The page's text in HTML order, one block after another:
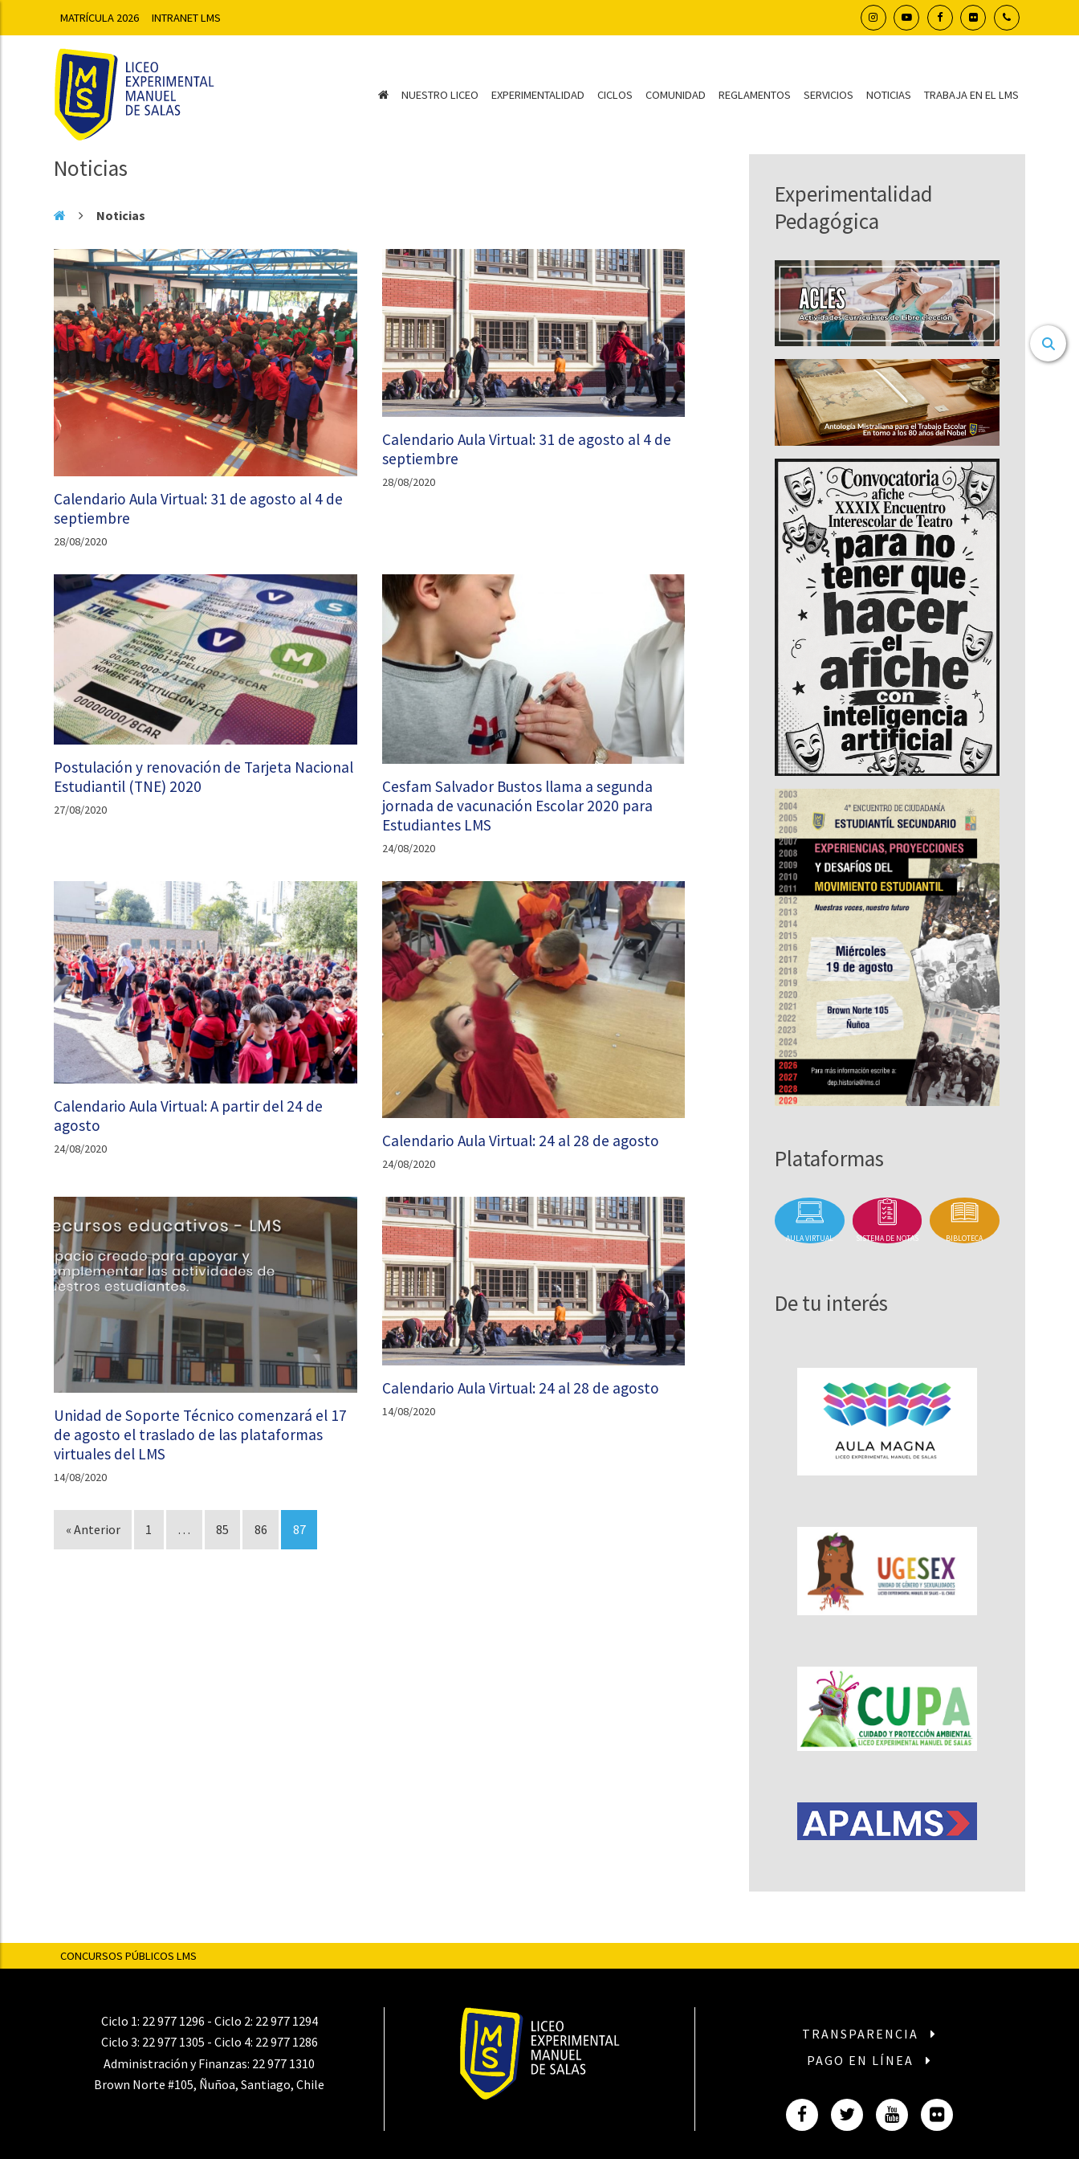
MATRÍCULA 2026 INTRANET LMS
NUESTRO LICEO EXPERIMENTALIDAD CICLOS COMUNIDAD REGLAMENTOS SERVICIOS NOTICIAS TRABAJA EN EL LMS
Noticias
Noticias
Calendario Aula Virtual: 31 de agosto al 4 de
septiembre
28/08/2020
Calendario Aula Virtual: 31 de agosto al 4 de
septiembre
28/08/2020
Postulación y renovación de Tarjeta Nacional
Estudiantil (TNE) 2020
27/08/2020
Cesfam Salvador Bustos llama a segunda
jornada de vacunación Escolar 2020 para
Estudiantes LMS
24/08/2020
Calendario Aula Virtual: A partir del 24 de
agosto
24/08/2020 Calendario Aula Virtual: 24 al 28 de agosto
24/08/2020
Unidad de Soporte Técnico comenzará el 17
de agosto el traslado de las plataformas
virtuales del LMS
14/08/2020
Calendario Aula Virtual: 24 al 28 de agosto
14/08/2020
« Anterior 1 … 85 86 87
Experimentalidad
Pedagógica
Plataformas
AULA VIRTUAL SISTEMA DE NOTAS BIBLOTECA
De tu interés
CONCURSOS PÚBLICOS LMS
Ciclo 1: 22 977 1296 - Ciclo 2: 22 977 1294
Ciclo 3: 22 977 1305 - Ciclo 4: 22 977 1286
Administración y Finanzas: 22 977 1310
Brown Norte #105, Ñuñoa, Santiago, Chile
TRANSPARENCIA
PAGO EN LÍNEA